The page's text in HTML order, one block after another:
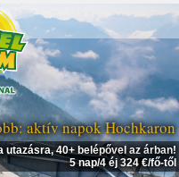
aktív napok Hochkaron
40+ belépővel az árban!
5 nap/4 éj 324 €/fő-től